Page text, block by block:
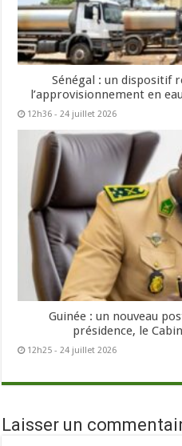
Sénégal : un dispositif
l’approvisionnement en
12h36 - 24 juillet 2026
Guinée : un nouveau
présidence, le
12h25 - 24 juillet 2026
Laisser un